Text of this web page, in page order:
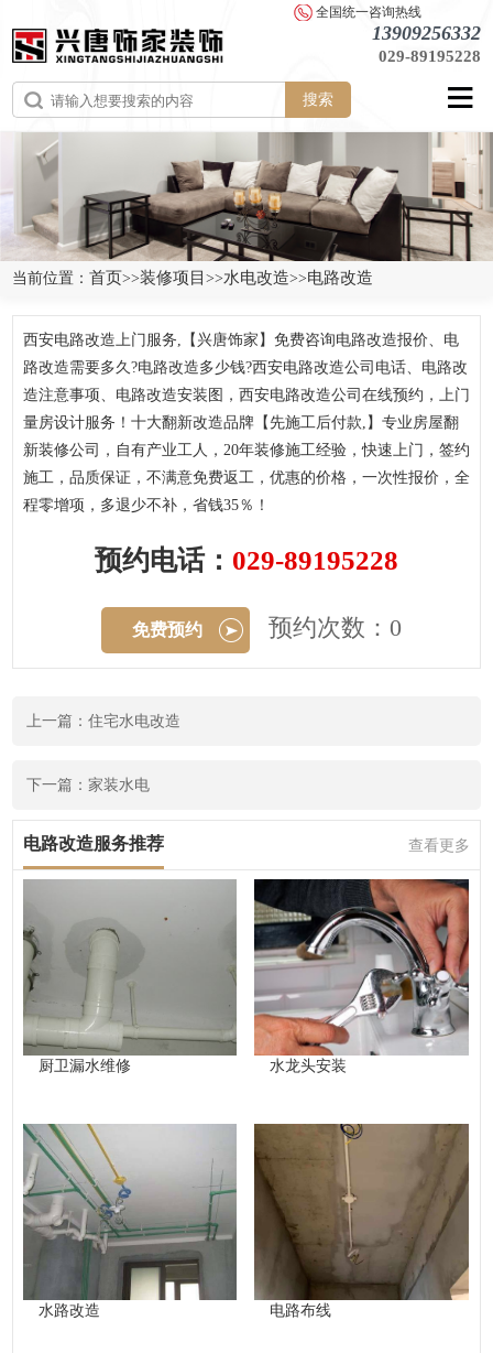
全国统一咨询热线
13909256332
029-89195228
搜索
当前位置：首页>>装修项目>>水电改造>>电路改造
西安电路改造上门服务,【兴唐饰家】免费咨询电路改造报价、电
路改造需要多久?电路改造多少钱?西安电路改造公司电话、电路改
造注意事项、电路改造安装图，西安电路改造公司在线预约，上门
量房设计服务！十大翻新改造品牌【先施工后付款,】专业房屋翻
新装修公司，自有产业工人，20年装修施工经验，快速上门，签约
施工，品质保证，不满意免费返工，优惠的价格，一次性报价，全
程零增项，多退少不补，省钱35％！
预约电话： 029-89195228
免费预约 预约次数：0
上一篇：住宅水电改造
下一篇：家装水电
电路改造服务推荐 查看更多
厨卫漏水维修 水龙头安装
水路改造 电路布线